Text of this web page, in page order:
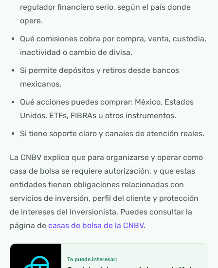
regulador financiero serio, según el país donde
opere.
Qué comisiones cobra por compra, venta, custodia,
inactividad o cambio de divisa.
Si permite depósitos y retiros desde bancos
mexicanos.
Qué acciones puedes comprar: México, Estados
Unidos, ETFs, FIBRAs u otros instrumentos.
Si tiene soporte claro y canales de atención reales.
La CNBV explica que para organizarse y operar como
casa de bolsa se requiere autorización, y que estas
entidades tienen obligaciones relacionadas con
servicios de inversión, perfil del cliente y protección
de intereses del inversionista. Puedes consultar la
página de casas de bolsa de la CNBV.
Te puede interesar: